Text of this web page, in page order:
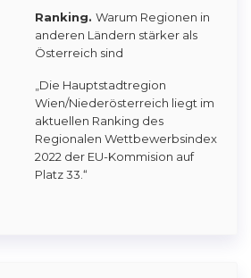
Ranking. Warum Regionen in
anderen Ländern stärker als
Österreich sind
„Die Hauptstadtregion
Wien/Niederösterreich liegt im
aktuellen Ranking des
Regionalen Wettbewerbsindex
2022 der EU-Kommision auf
Platz 33.“